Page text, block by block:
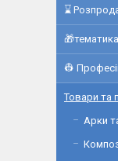
⌛
👷
Товари та
Арки